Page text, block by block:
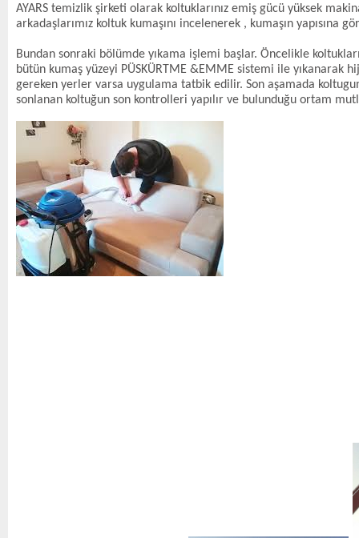
AYARS temizlik şirketi olarak koltuklarınız emiş gücü yüksek
arkadaşlarımız koltuk kumaşını incelenerek , kumaşın yapısına
Bundan sonraki bölümde yıkama işlemi başlar. Öncelikle
bütün kumaş yüzeyi PÜSKÜRTME &EMME sistemi ile yıkanarak
gereken yerler varsa uygulama tatbik edilir. Son aşamada
sonlanan koltuğun son kontrolleri yapılır ve bulunduğu ortam